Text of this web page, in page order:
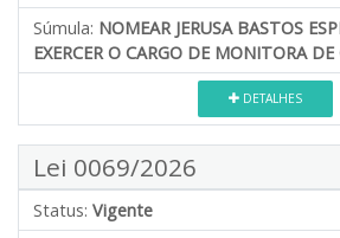
Súmula: NOMEAR JERUSA BASTOS
EXERCER O CARGO DE MONITORA DE
DETALHES
Lei 0069/2026
Status: Vigente